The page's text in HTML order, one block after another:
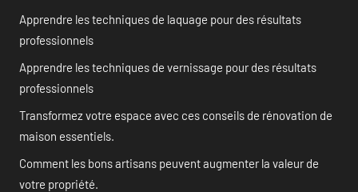
Apprendre les techniques de laquage pour des résultats
professionnels
Apprendre les techniques de vernissage pour des résultats
professionnels
Transformez votre espace avec ces conseils de rénovation de
maison essentiels.
Comment les bons artisans peuvent augmenter la valeur de
votre propriété.